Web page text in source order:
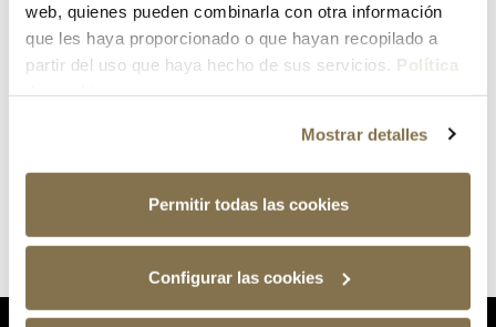
web, quienes pueden combinarla con otra información
que les haya proporcionado o que hayan recopilado a
partir del uso que haya hecho de sus servicios. Política
Mostrar detalles
Permitir todas las cookies
Configurar las cookies